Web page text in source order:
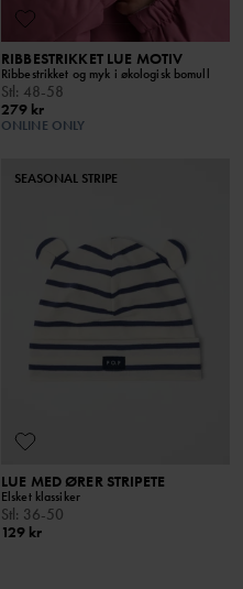
RIBBESTRIKKET LUE MOTIV
Ribbestrikket og myk i økologisk bomull
Stl : 48-58
279 kr
ONLINE ONLY
SEASONAL STRIPE
LUE MED ØRER STRIPETE
Elsket klassiker
Stl: 36-50
129 kr